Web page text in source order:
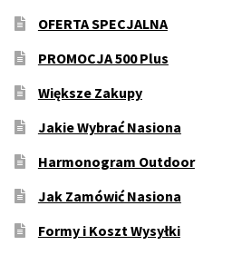
OFERTA SPECJALNA
PROMOCJA 500 Plus
Większe Zakupy
Jakie Wybrać Nasiona
Harmonogram Outdoor
Jak Zamówić Nasiona
Formy i Koszt Wysyłki